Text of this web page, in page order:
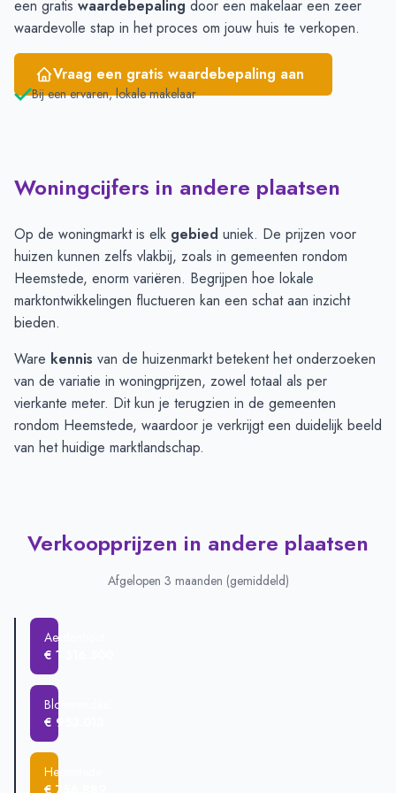
een gratis waardebepaling door een makelaar een zeer
waardevolle stap in het proces om jouw huis te verkopen.
Vraag een gratis waardebepaling aan
Bij een ervaren, lokale makelaar
Woningcijfers in andere plaatsen
Op de woningmarkt is elk gebied uniek. De prijzen voor
huizen kunnen zelfs vlakbij, zoals in gemeenten rondom
Heemstede, enorm variëren. Begrijpen hoe lokale
marktontwikkelingen fluctueren kan een schat aan inzicht
bieden.
Ware kennis van de huizenmarkt betekent het onderzoeken
van de variatie in woningprijzen, zowel totaal als per
vierkante meter. Dit kun je terugzien in de gemeenten
rondom Heemstede, waardoor je verkrijgt een duidelijk beeld
van het huidige marktlandschap.
Verkoopprijzen in andere plaatsen
Afgelopen 3 maanden (gemiddeld)
Aerdenhout
€ 1.316.500
Bloemendaal
€ 953.013
Heemstede